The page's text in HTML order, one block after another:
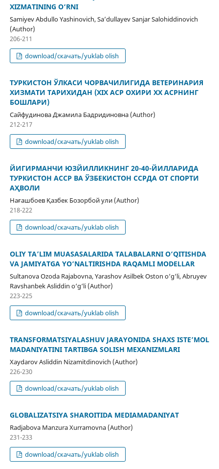
XIZMATINING O‘RNI
Samiyev Abdullo Yashinovich, Sa’dullayev Sanjar Salohiddinovich
(Author)
206-211
download/скачать/yuklab olish
ТУРКИСТОН ЎЛКАСИ ЧОРВАЧИЛИГИДА ВЕТЕРИНАРИЯ
ХИЗМАТИ ТАРИХИДАН (ХIХ АСР ОХИРИ ХХ АСРНИНГ
БОШЛАРИ)
Сайфудинова Джамила Бадридиновна (Author)
212-217
download/скачать/yuklab olish
ЙИГИРМАНЧИ ЮЗЙИЛЛИКНИНГ 20-40-ЙИЛЛАРИДА
ТУРКИСТОН АССР ВА ЎЗБЕКИСТОН ССРДА ОТ СПОРТИ
АҲВОЛИ
Нағашбоев Қазбек Бозорбой ули (Author)
218-222
download/скачать/yuklab olish
OLIY TA’LIM MUASASALARIDA TALABALARNI O‘QITISHDA
VA JAMIYATGA YO‘NALTIRISHDA RAQAMLI MODELLAR
Sultanova Ozoda Rajabovna, Yarashov Asilbek Oston o‘g‘li, Abruyev
Ravshanbek Asliddin o‘g‘li (Author)
223-225
download/скачать/yuklab olish
TRANSFORMATSIYALASHUV JARAYONIDA SHAXS ISTE’MOL
MADANIYATINI TARTIBGA SOLISH MEXANIZMLARI
Xaydarov Asliddin Nizamitdinovich (Author)
226-230
download/скачать/yuklab olish
GLOBALIZATSIYA SHAROITIDA MEDIAMADANIYAT
Radjabova Manzura Xurramovna (Author)
231-233
download/скачать/yuklab olish